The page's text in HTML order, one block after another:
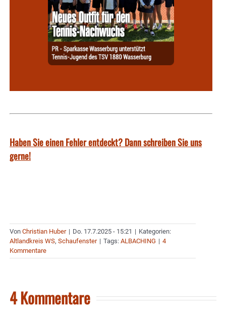
Haben Sie einen Fehler entdeckt? Dann schreiben Sie uns
gerne!
Von Christian Huber | Do. 17.7.2025 - 15:21 | Kategorien:
Altlandkreis WS, Schaufenster | Tags: ALBACHING | 4
Kommentare
4 Kommentare